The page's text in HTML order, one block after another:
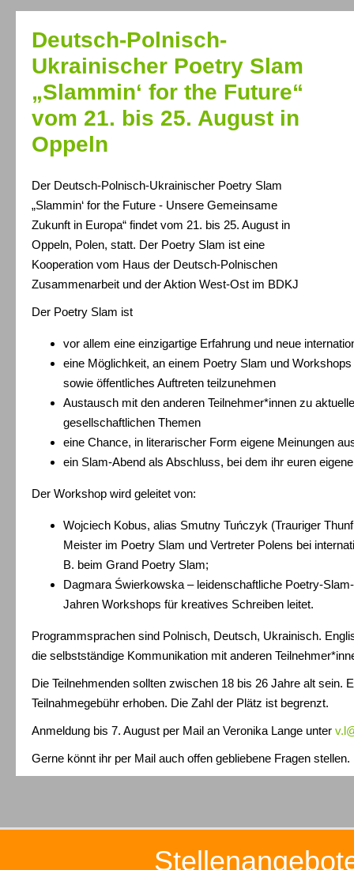
Deutsch-Polnisch-
Ukrainischer Poetry Slam
„Slammin‘ for the Future“
vom 21. bis 25. August in
Oppeln
Der Deutsch-Polnisch-Ukrainischer Poetry Slam
„Slammin‘ for the Future - Unsere Gemeinsame
Zukunft in Europa“ findet vom 21. bis 25. August in
Oppeln, Polen, statt. Der Poetry Slam ist eine
Kooperation vom Haus der Deutsch-Polnischen
Zusammenarbeit und der Aktion West-Ost im BDKJ
Der Poetry Slam ist
vor allem eine einzigartige Erfahrung und neue
eine Möglichkeit, an einem Poetry Slam und
sowie öffentliches Auftreten teilzunehmen
Austausch mit den anderen Teilnehmer*innen zu
gesellschaftlichen Themen
eine Chance, in literarischer Form eigene Meinungen
ein Slam-Abend als Abschluss, bei dem ihr euren
Der Workshop wird geleitet von:
Wojciech Kobus, alias Smutny Tuńczyk (Trauriger
Meister im Poetry Slam und Vertreter Polens bei
B. beim Grand Poetry Slam;
Dagmara Świerkowska – leidenschaftliche Poetry-
Jahren Workshops für kreatives Schreiben leitet.
Programmsprachen sind Polnisch, Deutsch, Ukrainisch.
die selbstständige Kommunikation mit anderen
Die Teilnehmenden sollten zwischen 18 bis 26 Jahre alt sein.
Teilnahmegebühr erhoben. Die Zahl der Plätz ist begrenzt.
Anmeldung bis 7. August per Mail an Veronika Lange unter
Gerne könnt ihr per Mail auch offen gebliebene Fragen stellen.